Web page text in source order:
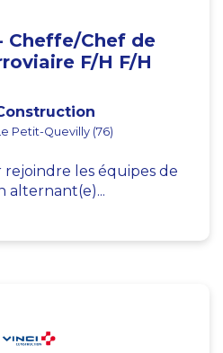
Cheffe/Chef de
F/H F/H
Petit-Quevilly (76)
les équipes de
alternant(e)...